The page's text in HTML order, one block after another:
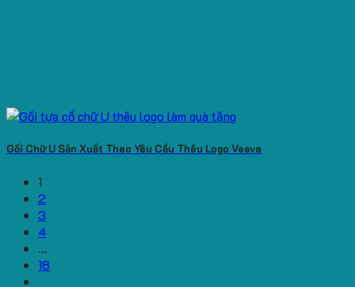
Gối Chữ U Sản Xuất Theo Yêu Cầu Thêu Logo Veeva
1
2
3
4
…
18